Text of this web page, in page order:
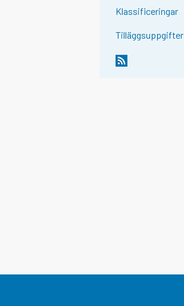
Klassificeringar
Tilläggsuppgifter